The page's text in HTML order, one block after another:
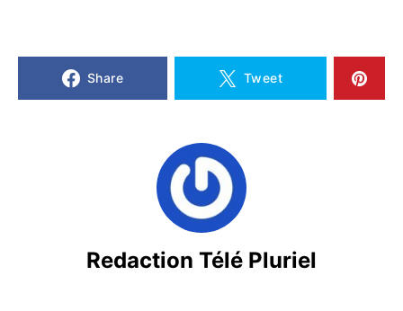
Share Tweet
Redaction Télé Pluriel